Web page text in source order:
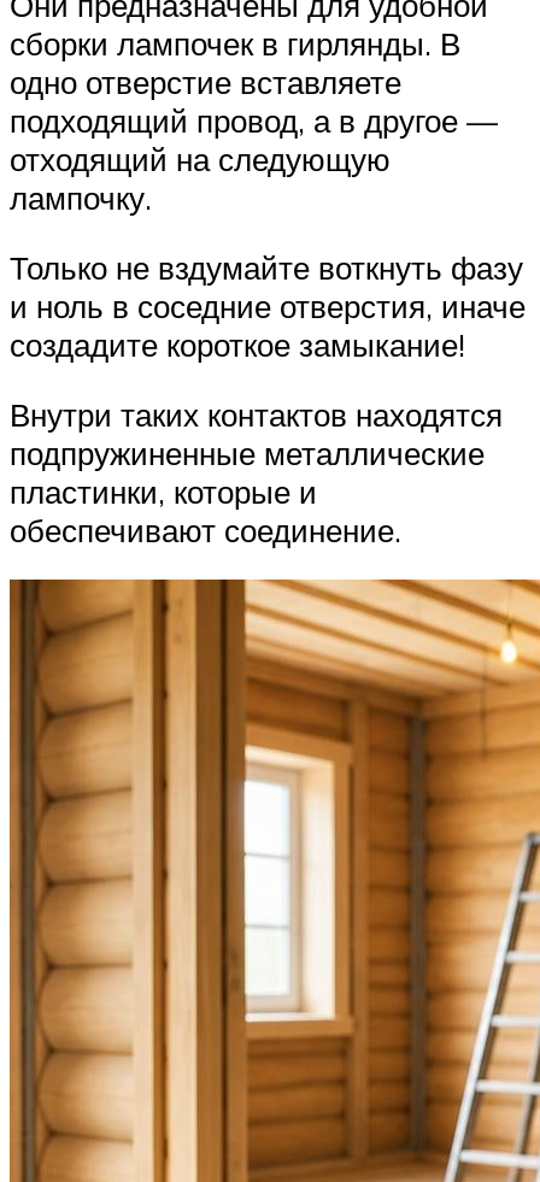
сборки лампочек в гирлянды. В
одно отверстие вставляете
подходящий провод, а в другое —
отходящий на следующую
лампочку.
Только не вздумайте воткнуть фазу
и ноль в соседние отверстия, иначе
создадите короткое замыкание!
Внутри таких контактов находятся
подпружиненные металлические
пластинки, которые и
обеспечивают соединение.